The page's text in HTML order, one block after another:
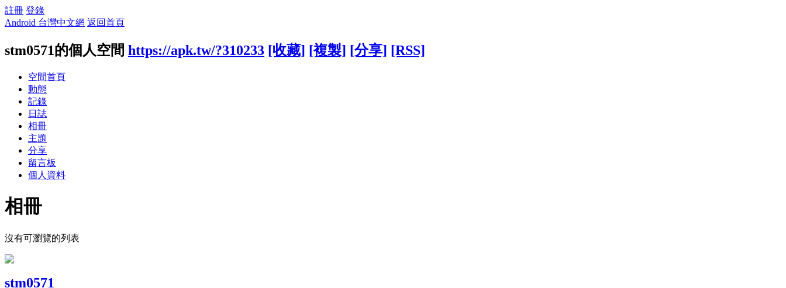
註冊 登錄
Android 台灣中文網 返回首頁
stm0571的個人空間 https://apk.tw/?310233 [收藏] [複製] [分享] [RSS]
空間首頁
動態
記錄
日誌
相冊
主題
分享
留言板
個人資料
相冊
沒有可瀏覽的列表
stm0571